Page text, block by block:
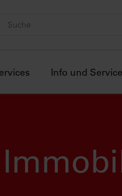
Info und Service